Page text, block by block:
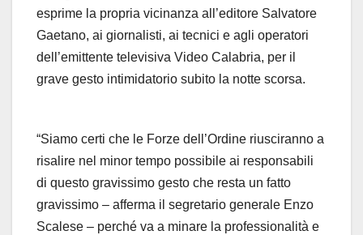
esprime la propria vicinanza all’editore Salvatore
Gaetano, ai giornalisti, ai tecnici e agli operatori
dell’emittente televisiva Video Calabria, per il
grave gesto intimidatorio subito la notte scorsa.
“Siamo certi che le Forze dell’Ordine riusciranno a
risalire nel minor tempo possibile ai responsabili
di questo gravissimo gesto che resta un fatto
gravissimo – afferma il segretario generale Enzo
Scalese – perché va a minare la professionalità e